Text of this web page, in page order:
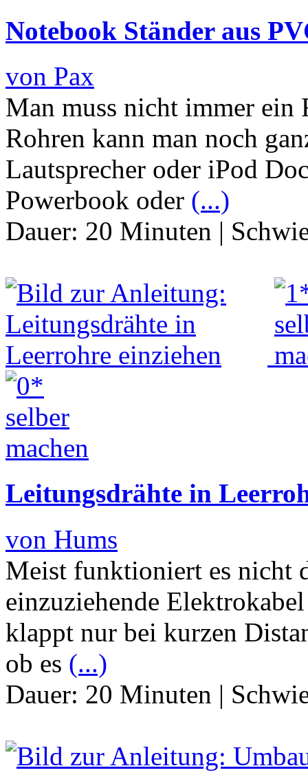
Notebook Ständer aus
von Pax
Man muss nicht immer ein
Rohren kann man noch
Lautsprecher oder iPod
Powerbook oder (...)
Dauer: 20 Minuten |
Leitungsdrähte in
von Hums
Meist funktioniert es nicht
einzuziehende
klappt nur bei kurzen
ob es (...)
Dauer: 20 Minuten |